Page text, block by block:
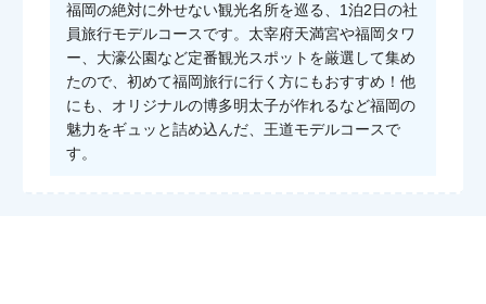
福岡の絶対に外せない観光名所を巡る、1泊2日の社
員旅行モデルコースです。太宰府天満宮や福岡タワ
ー、大濠公園など定番観光スポットを厳選して集め
たので、初めて福岡旅行に行く方にもおすすめ！他
にも、オリジナルの博多明太子が作れるなど福岡の
魅力をギュッと詰め込んだ、王道モデルコースで
す。